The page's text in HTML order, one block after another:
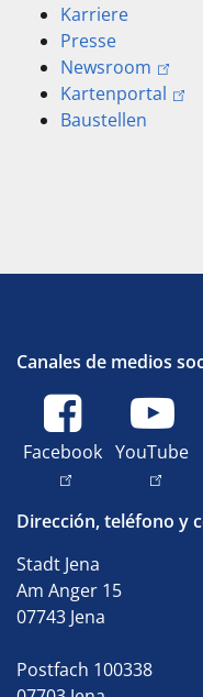
Karriere
Presse
Newsroom
Kartenportal
Baustellen
Canales de medios
Facebook YouTube
Dirección, teléfono y
Stadt Jena
Am Anger 15
07743 Jena
Postfach 100338